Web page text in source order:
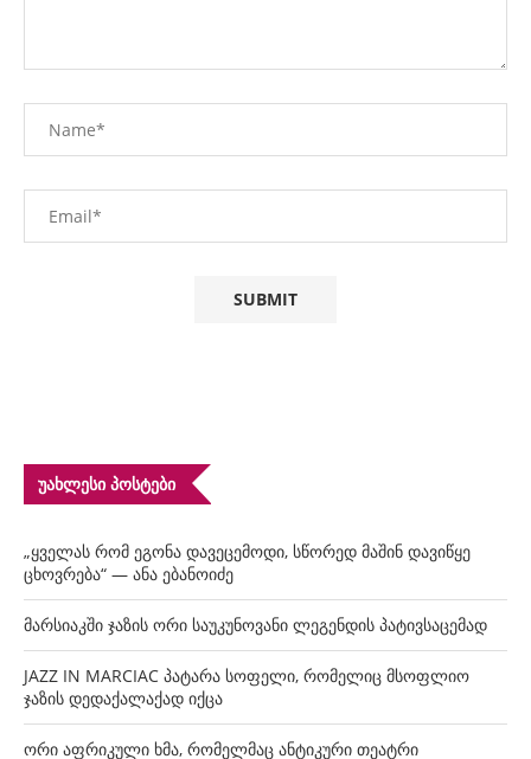
ᲣᲐᲮᲚᲔᲡᲘ ᲞᲝᲡᲢᲔᲑᲘ
„ყველას რომ ეგონა დავეცემოდი, სწორედ მაშინ დავიწყე
ცხოვრება“ — ანა ებანოიძე
მარსიაკში ჯაზის ორი საუკუნოვანი ლეგენდის პატივსაცემად
JAZZ IN MARCIAC პატარა სოფელი, რომელიც მსოფლიო
ჯაზის დედაქალაქად იქცა
ორი აფრიკული ხმა, რომელმაც ანტიკური თეატრი